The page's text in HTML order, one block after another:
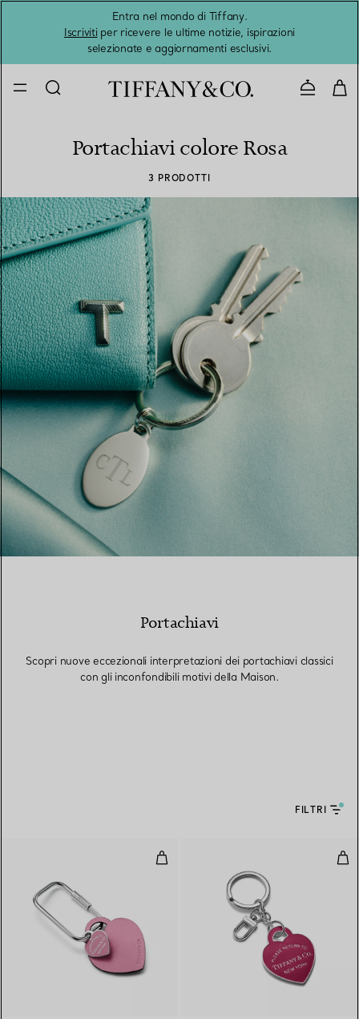
Entra nel mondo di Tiffany.
Iscrivitiper ricevere le ultime notizie, ispirazioni
selezionate e aggiornamenti esclusivi.
Portachiavi colore Rosa
3 PRODOTTI
Portachiavi
Scopri nuove eccezionali interpretazioni dei portachiavi classici
con gli inconfondibili motivi della Maison.
FILTRI
Moschettone Heart Tag in pelle